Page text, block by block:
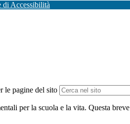
di Accessibilità
le pagine del sito
per la scuola e la vita. Questa breve